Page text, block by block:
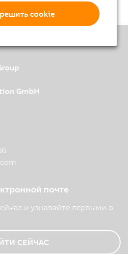
GmbH
почте
и узнавайте первыми о
СЕЙЧАС
cookie